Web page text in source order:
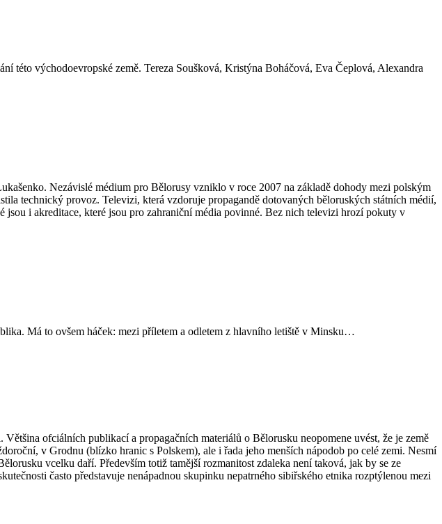
této východoevropské země. Tereza Soušková, Kristýna Boháčová, Eva Čeplová, Alexandra
Nezávislé médium pro Bělorusy vzniklo v roce 2007 na základě dohody mezi polským
technický provoz. Televizi, která vzdoruje propagandě dotovaných běloruských státních médií,
i akreditace, které jsou pro zahraniční média povinné. Bez nich televizi hrozí pokuty v
Má to ovšem háček: mezi příletem a odletem z hlavního letiště v Minsku…
ofciálních publikací a propagačních materiálů o Bělorusku neopomene uvést, že je země
v Grodnu (blízko hranic s Polskem), ale i řada jeho menších nápodob po celé zemi. Nesmí
vcelku daří. Především totiž tamější rozmanitost zdaleka není taková, jak by se ze
často představuje nenápadnou skupinku nepatrného sibiřského etnika rozptýlenou mezi